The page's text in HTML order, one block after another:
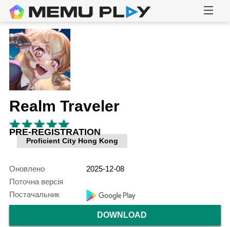
Realm Traveler
PRE-REGISTRATION
Proficient City Hong Kong
Оновлено
2025-12-08
Поточна версія
Постачальник
DOWNLOAD